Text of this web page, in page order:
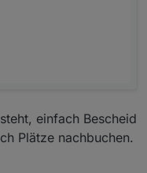
einfach Bescheid
Plätze nachbuchen.